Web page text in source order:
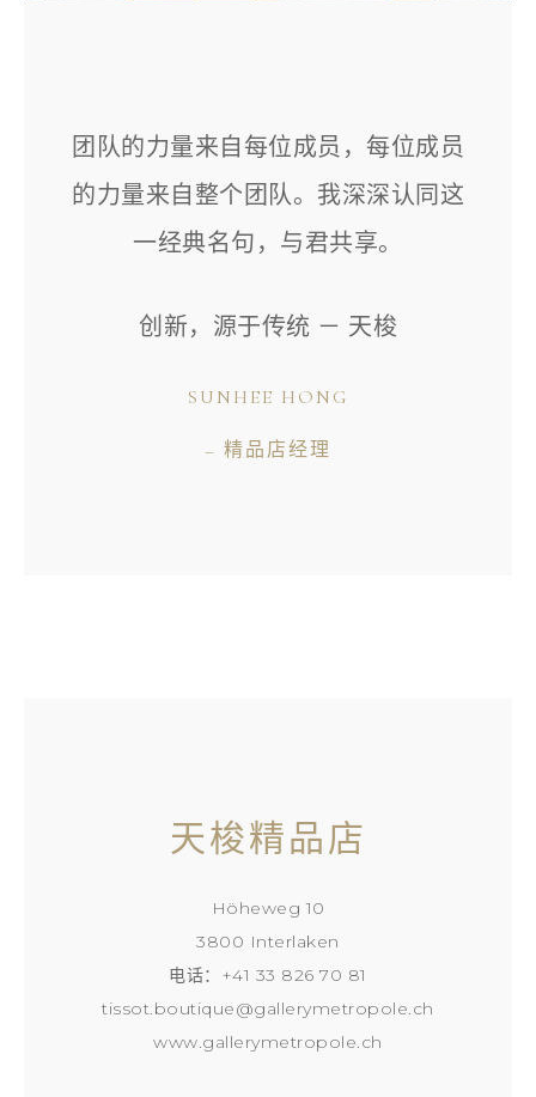
团队的力量来自每位成员，每位成员
的力量来自整个团队。我深深认同这
一经典名句，与君共享。
创新，源于传统 － 天梭
SUNHEE HONG
– 精品店经理
天梭精品店
Höheweg 10
3800 Interlaken
电话：+41 33 826 70 81
tissot.boutique@gallerymetropole.ch
www.gallerymetropole.ch